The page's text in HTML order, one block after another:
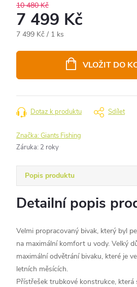
10 480 Kč
7 499 Kč
Měrná
7 499 Kč / 1 ks
VLOŽIT DO
Dotaz k produktu Sdílet
Značka:Giants Fishing
Záruka: 2 roky
Popis produktu
Detailní popis
Velmi propracovaný bivak, který byl
na maximální komfort u vody. Velký
maximální odvětrání bivaku, které je
letních měsících.
Přístřešek trubkové konstrukce, která